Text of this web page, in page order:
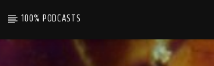
100% PODCASTS